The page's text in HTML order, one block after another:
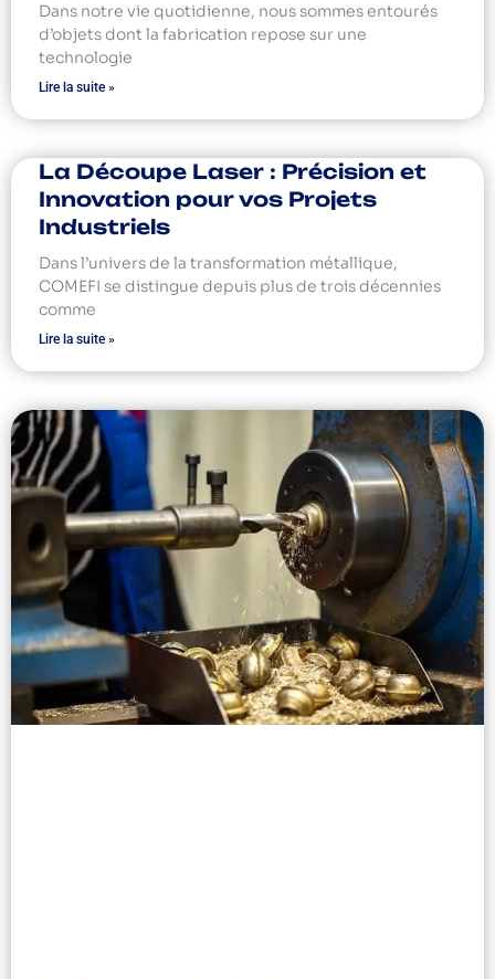
Dans notre vie quotidienne, nous sommes entourés
d’objets dont la fabrication repose sur une
technologie
Lire la suite »
La Découpe Laser : Précision et
Innovation pour vos Projets
Industriels
Dans l’univers de la transformation métallique,
COMEFI se distingue depuis plus de trois décennies
comme
Lire la suite »